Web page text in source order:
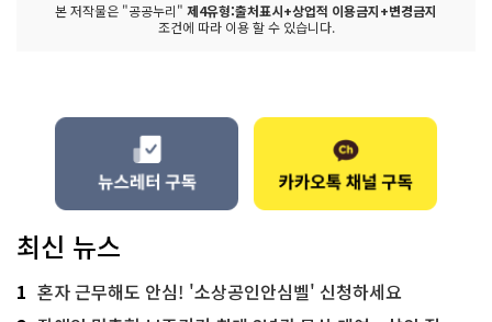
본 저작물은 "공공누리" 제4유형:출처표시+상업적 이용금지+변경금지
조건에 따라 이용 할 수 있습니다.
최신 뉴스
1 혼자 근무해도 안심! '소상공인안심벨' 신청하세요